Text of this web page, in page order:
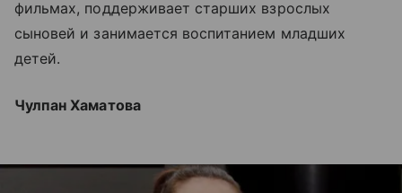
фильмах, поддерживает старших взрослых
сыновей и занимается воспитанием младших
детей.
Чулпан Хаматова